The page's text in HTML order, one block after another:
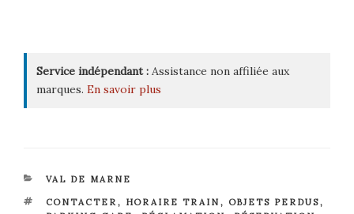
Service indépendant : Assistance non affiliée aux
marques. En savoir plus
CATÉGORIES
VAL DE MARNE
ÉTIQUETTES
CONTACTER, HORAIRE TRAIN , OBJETS PERDUS,